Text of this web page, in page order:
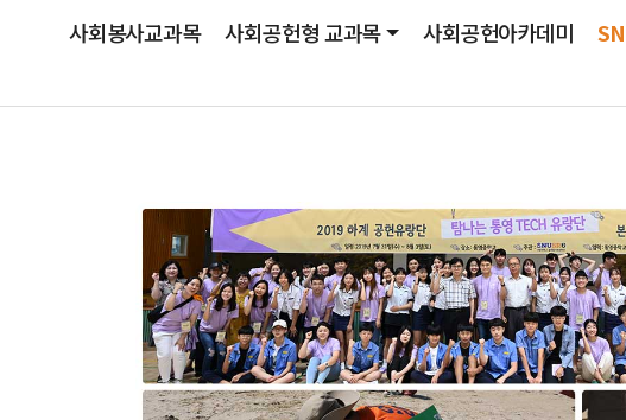
사회봉사교과목 사회공헌형 교과목 사회공헌아카데미